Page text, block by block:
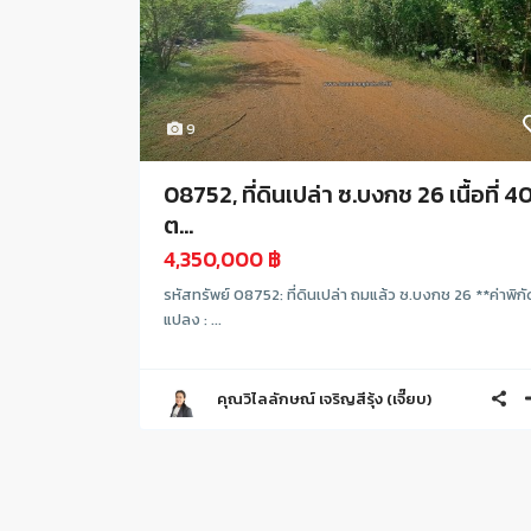
9
08752, ที่ดินเปล่า ซ.บงกช 26 เนื้อที่
ต...
4,350,000 ฿
รหัสทรัพย์ 08752: ที่ดินเปล่า ถมแล้ว ซ.บงกช 26 **ค่าพิ
แปลง : ...
คุณวิไลลักษณ์ เจริญสีรุ้ง (เจี๊ยบ)